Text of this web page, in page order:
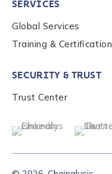
SERVICES
Global Services
Training & Certification
SECURITY & TRUST
Trust Center